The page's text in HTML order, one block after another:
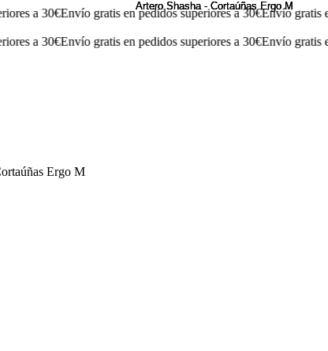
30€Envío gratis en pedidos superiores a 30€Envío gratis en
30€Envío gratis en pedidos superiores a 30€Envío gratis en
Ergo M